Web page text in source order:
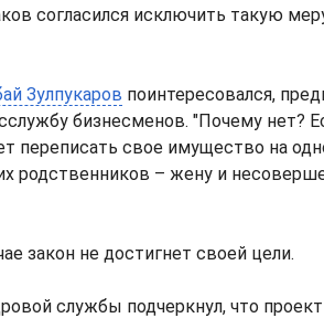
согласился исключить такую
Зулпукаров поинтересовался,
бизнесменов. "Почему нет?
переписать свое имущество на
родственников – жену и
закон не достигнет своей цели.
службы подчеркнул, что